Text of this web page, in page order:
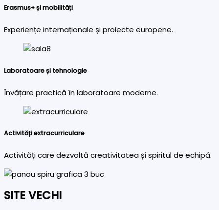
Erasmus+ și mobilități
Experiențe internaționale și proiecte europene.
Laboratoare și tehnologie
Învățare practică în laboratoare moderne.
Activități extracurriculare
Activități care dezvoltă creativitatea și spiritul de echipă.
SITE VECHI